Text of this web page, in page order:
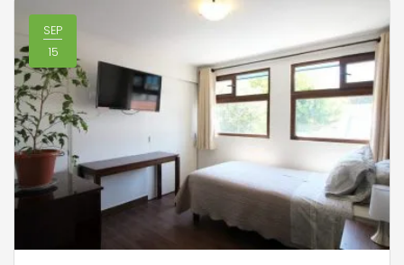
de quienes la […]
SEP
15